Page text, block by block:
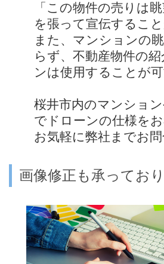
「この物件の売りは
を張って宣伝すること
また、マンションの
らず、不動産物件の
ンは使用することが可
桜井市内のマンショ
でドローンの仕様をお
お気軽に弊社までお問
画像修正も承ってお